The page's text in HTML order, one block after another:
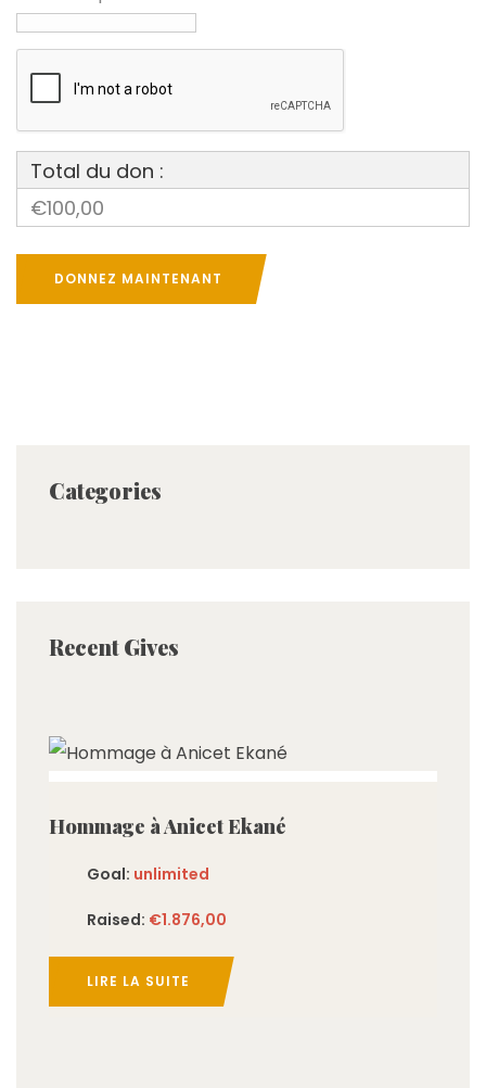
Total du don :
€100,00
DONNEZ MAINTENANT
Categories
Recent Gives
Hommage à Anicet Ekané
Goal: unlimited
Raised: €1.876,00
LIRE LA SUITE